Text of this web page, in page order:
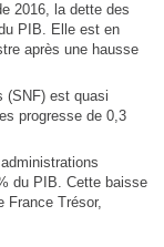
2016, la dette des
PIB. Elle est en
après une hausse
(SNF) est quasi
progresse de 0,3
du PIB. Cette baisse
France Trésor,